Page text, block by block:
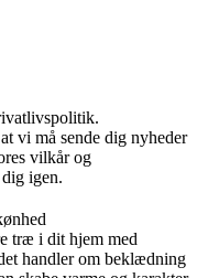
vi må sende dig nyheder
vilkår og
igen.
træ i dit hjem med
handler om beklædning